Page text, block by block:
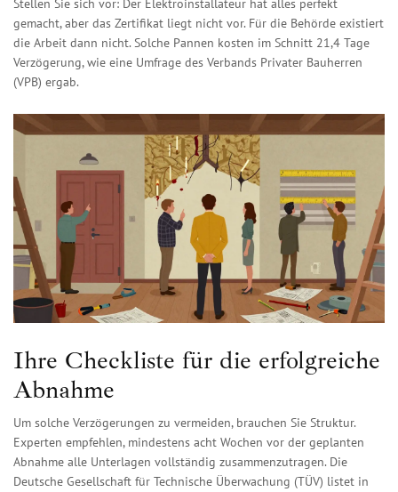
Stellen Sie sich vor: Der Elektroinstallateur hat alles perfekt
gemacht, aber das Zertifikat liegt nicht vor. Für die Behörde existiert
die Arbeit dann nicht. Solche Pannen kosten im Schnitt 21,4 Tage
Verzögerung, wie eine Umfrage des Verbands Privater Bauherren
(VPB) ergab.
Ihre Checkliste für die erfolgreiche
Abnahme
Um solche Verzögerungen zu vermeiden, brauchen Sie Struktur.
Experten empfehlen, mindestens acht Wochen vor der geplanten
Abnahme alle Unterlagen vollständig zusammenzutragen. Die
Deutsche Gesellschaft für Technische Überwachung (TÜV) listet in